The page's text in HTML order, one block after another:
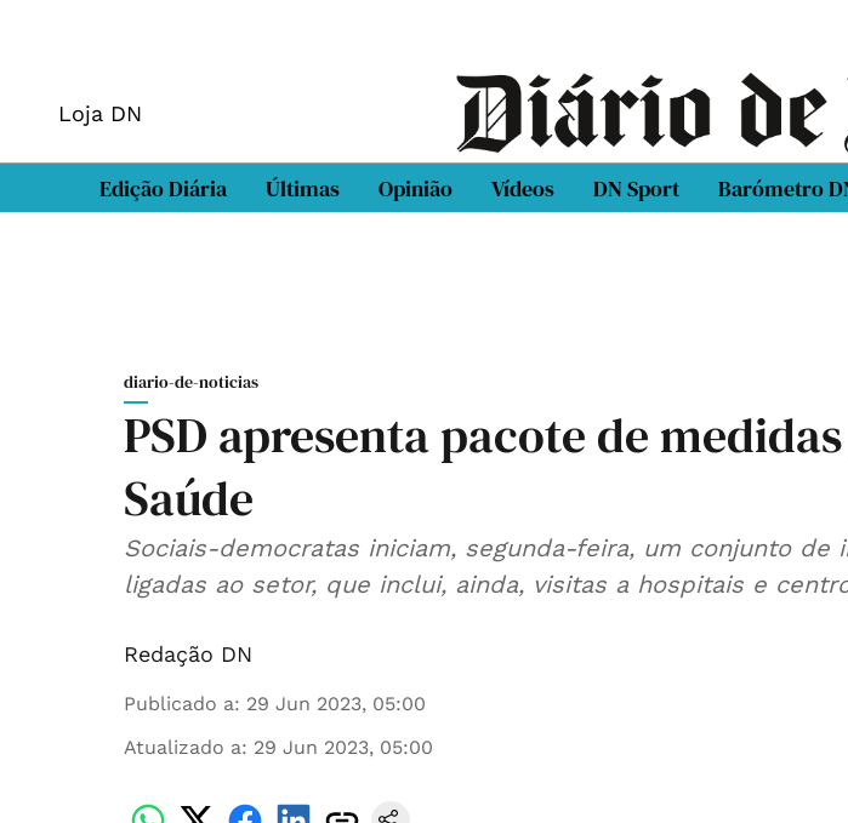
Loja DN
Edição Diária Últimas Opinião Vídeos DN Sport Barómetro
diario-de-noticias
PSD apresenta pacote de
Saúde
Sociais-democratas iniciam, segunda-feira, um conjunto de
ligadas ao setor, que inclui, ainda, visitas a hospitais e
Redação DN
Publicado a: 29 Jun 2023, 05:00
Atualizado a: 29 Jun 2023, 05:00